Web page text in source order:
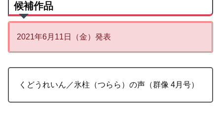
候補作品
2021年6月11日（金）発表
くどうれいん／氷柱（つらら）の声（群像 4月号）